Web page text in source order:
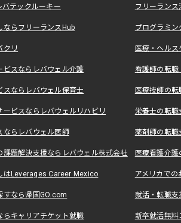
バテックルーキー フリーラン
ならフリーランスHub プログラミ
クリ 医療・ヘル
ビスならレバウェル介護 看護師の転
ならレバウェル保育士 医療技師の
ービスならレバウェルリハビリ 栄養士の転
ならレバウェル医師 薬剤師の転
課題解決支援ならレバウェル株式会社 医療看護介
はLeverages Career Mexico アメリカで
すなら帰国GO.com 就活・転職
らキャリアチケット就職 新卒就活無料